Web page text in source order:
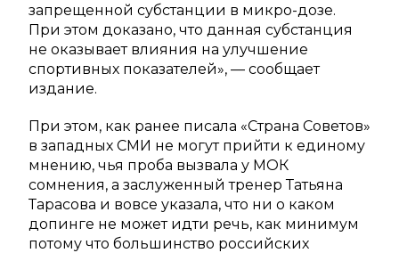
запрещенной субстанции в микро-дозе.
При этом доказано, что данная субстанция
не оказывает влияния на улучшение
спортивных показателей», — сообщает
издание.
При этом, как ранее писала «Страна Советов»
в западных СМИ не могут прийти к единому
мнению, чья проба вызвала у МОК
сомнения, а заслуженный тренер Татьяна
Тарасова и вовсе указала, что ни о каком
допинге не может идти речь, как минимум
потому что большинство российских